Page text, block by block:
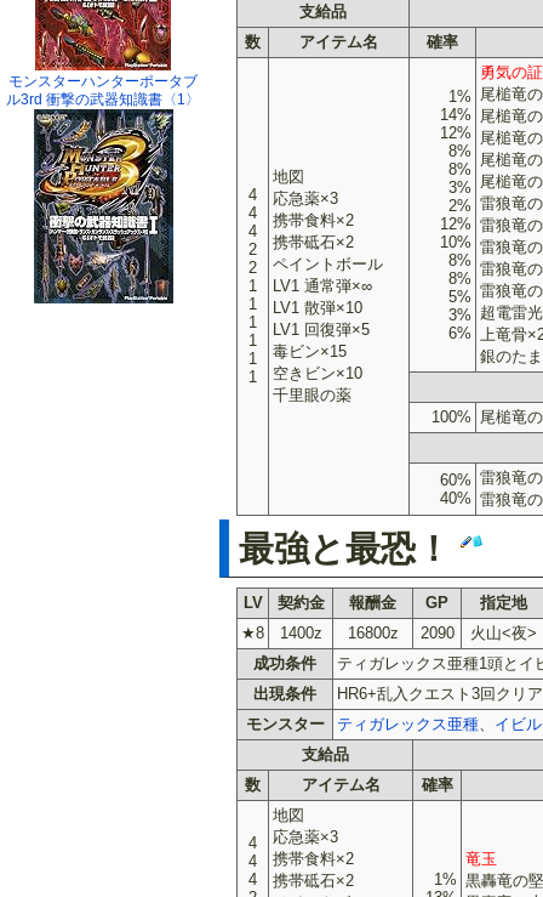
モンスターハンターポータブ
ル3rd 衝撃の武器知識書〈1〉
支給品
数
アイテム名 確率
4
4
4
2
2
1
1
1
1
1
1
地図
応急薬×3
携帯食料×2
携帯砥石×2
ペイントボール
LV1 通常弾×∞
LV1 散弾×10
LV1 回復弾×5
毒ビン×15
空きビン×10
千里眼の薬
1%
14%
12%
8%
8%
3%
2%
12%
10%
8%
8%
5%
3%
6%
勇気の証
尾槌竜
尾槌竜
尾槌竜
尾槌竜
尾槌竜
雷狼竜
雷狼竜
雷狼竜
雷狼竜
雷狼竜
超電雷
上竜骨
銀のた
100% 尾槌竜
60%
40%
雷狼竜
雷狼竜
最強と最恐！
LV 契約金 報酬金 GP
指定地
★8
1400z 16800z 2090
火山<夜>
成功条件
ティガレックス亜種1頭とイ
出現条件
HR6+乱入クエスト3回クリア
モンスター
ティガレックス亜種、 イビ
支給品
数
アイテム名 確率
4
4
4
地図
応急薬×3
携帯食料×2
携帯砥石×2
1%
竜玉
黒轟竜の